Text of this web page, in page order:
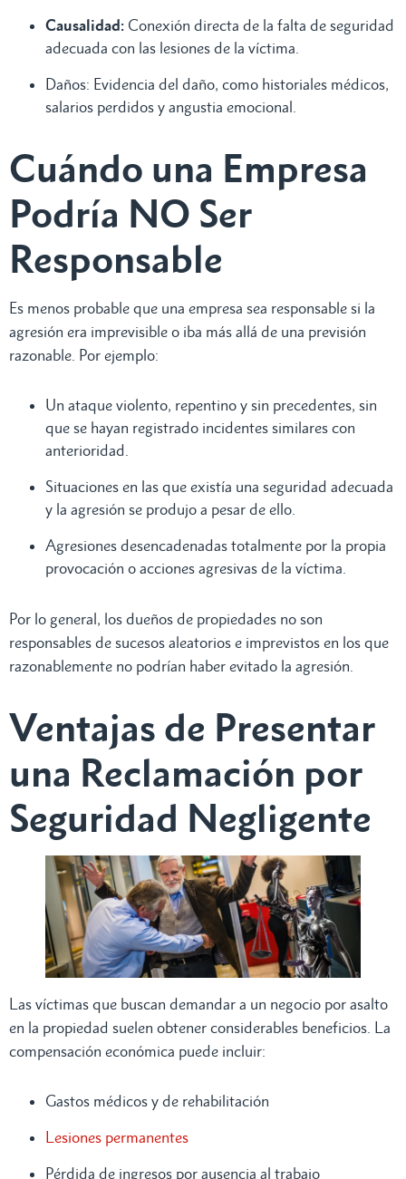
Causalidad: Conexión directa de la falta de seguridad
adecuada con las lesiones de la víctima.
Daños: Evidencia del daño, como historiales médicos,
salarios perdidos y angustia emocional.
Cuándo una Empresa
Podría NO Ser
Responsable
Es menos probable que una empresa sea responsable si la
agresión era imprevisible o iba más allá de una previsión
razonable. Por ejemplo:
Un ataque violento, repentino y sin precedentes, sin
que se hayan registrado incidentes similares con
anterioridad.
Situaciones en las que existía una seguridad adecuada
y la agresión se produjo a pesar de ello.
Agresiones desencadenadas totalmente por la propia
provocación o acciones agresivas de la víctima.
Por lo general, los dueños de propiedades no son
responsables de sucesos aleatorios e imprevistos en los que
razonablemente no podrían haber evitado la agresión.
Ventajas de Presentar
una Reclamación por
Seguridad Negligente
Las víctimas que buscan demandar a un negocio por asalto
en la propiedad suelen obtener considerables beneficios. La
compensación económica puede incluir:
Gastos médicos y de rehabilitación
Lesiones permanentes
Pérdida de ingresos por ausencia al trabajo